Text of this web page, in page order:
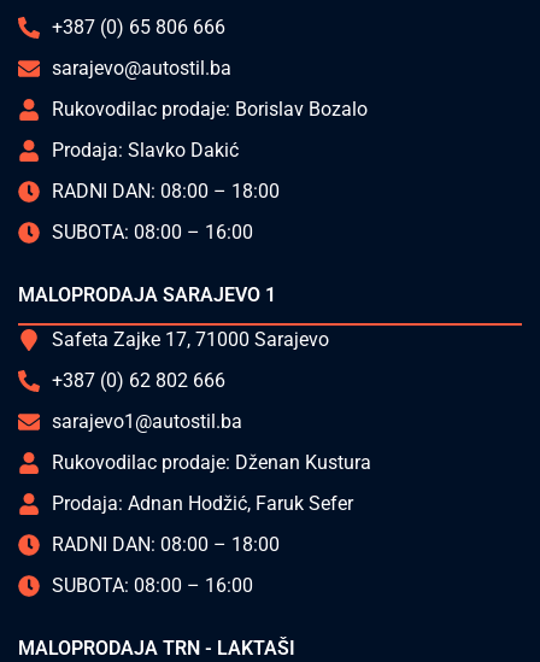
+387 (0) 65 806 666
sarajevo@autostil.ba
Rukovodilac prodaje: Borislav Bozalo
Prodaja: Slavko Dakić
RADNI DAN: 08:00 – 18:00
SUBOTA: 08:00 – 16:00
MALOPRODAJA SARAJEVO 1
Safeta Zajke 17, 71000 Sarajevo
+387 (0) 62 802 666
sarajevo1@autostil.ba
Rukovodilac prodaje: Dženan Kustura
Prodaja: Adnan Hodžić, Faruk Sefer
RADNI DAN: 08:00 – 18:00
SUBOTA: 08:00 – 16:00
MALOPRODAJA TRN - LAKTAŠI